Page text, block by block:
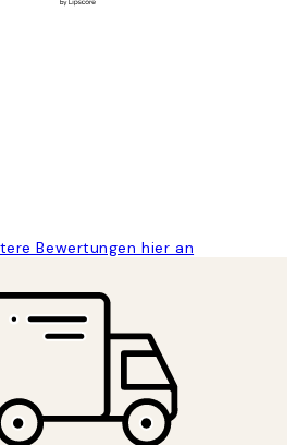
Bewertungen hier an